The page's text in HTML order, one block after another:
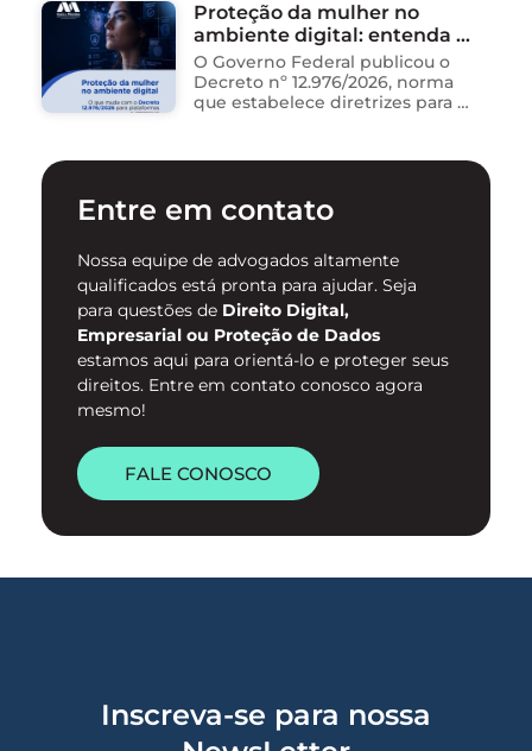
dados, redigem e-mails, geram
relatórios. O problema não está
na ferramenta. Está …
Proteção da mulher no
ambiente digital: entenda o
novo Decreto nº 12.976/2026
O Governo Federal publicou o
Decreto nº 12.976/2026, norma
que estabelece diretrizes para a
enfrentamento da violência
digital. …
Entre em contato
Nossa equipe de advogados altamente
qualificados está pronta para ajudar. Seja
para questões de Direito Digital,
Empresarial ou Proteção de Dados
estamos aqui para orientá-lo e proteger seus
direitos. Entre em contato conosco agora
mesmo!
FALE CONOSCO
Inscreva-se para nossa